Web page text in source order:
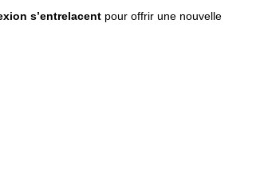
s’entrelacent pour offrir une nouvelle